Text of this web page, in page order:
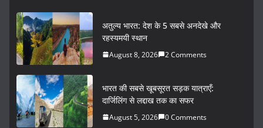
c
e
b
o
o
k
itt
er
ai
l
ar
e
अतुल्य भारत: देश के 5 सबसे अनदेखे और
रहस्यमयी स्थान
August 8, 2026 2 Comments
भारत की सबसे खूबसूरत सड़क यात्राएँ:
दार्जिलिंग से लद्दाख तक का सफर
August 5, 2026 0 Comments